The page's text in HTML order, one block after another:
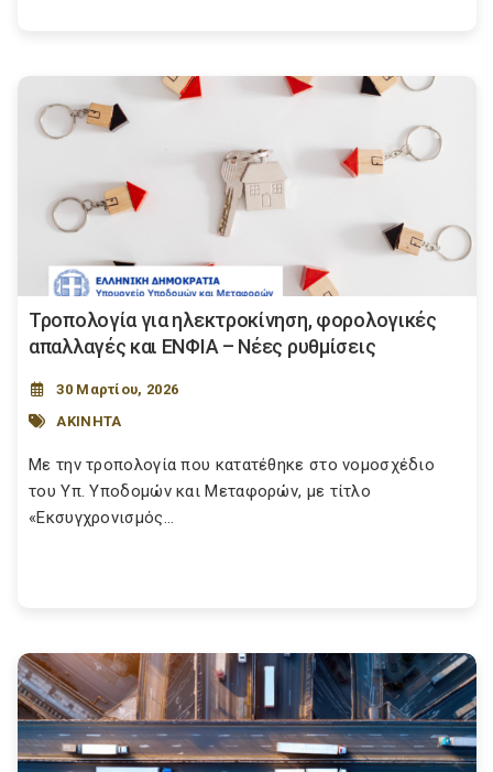
Τροπολογία για ηλεκτροκίνηση, φορολογικές
απαλλαγές και ΕΝΦΙΑ – Νέες ρυθμίσεις
30 Μαρτίου, 2026
ΑΚΙΝΗΤΑ
Με την τροπολογία που κατατέθηκε στο νομοσχέδιο
του Υπ. Υποδομών και Μεταφορών, με τίτλο
«Εκσυγχρονισμός...